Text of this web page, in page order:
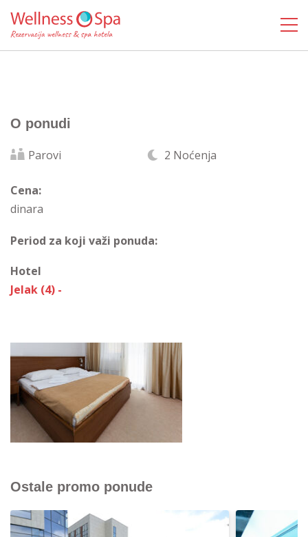
O ponudi
Parovi 2 Noćenja
Cena:
dinara
Period za koji važi ponuda:
Hotel
Jelak (4) -
Ostale promo ponude